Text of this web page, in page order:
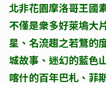
北非花園摩洛哥王國
不僅是衆多好萊塢大
星、名流趨之若鶩的
城故事、迷幻的藍色
喀什的百年巴札、菲